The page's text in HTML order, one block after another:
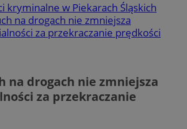
kryminalne w Piekarach Śląskich
na drogach nie zmniejsza
za przekraczanie prędkości
na drogach nie zmniejsza
za przekraczanie